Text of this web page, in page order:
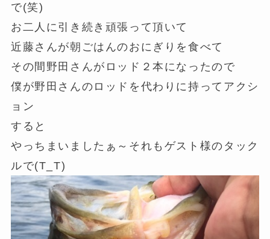
で(笑)
お二人に引き続き頑張って頂いて
近藤さんが朝ごはんのおにぎりを食べて
その間野田さんがロッド２本になったので
僕が野田さんのロッドを代わりに持ってアクシ
ョン
すると
やっちまいましたぁ～それもゲスト様のタック
ルで(T_T)